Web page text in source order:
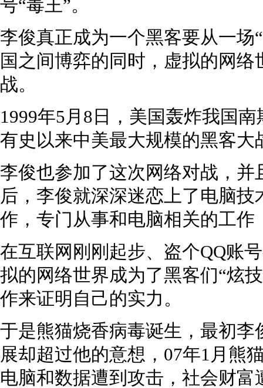
号“毒王”。
李俊真正成为一个黑客要从一场
国之间博弈的同时，虚拟的网
战。
1999年5月8日，美国轰炸我国
有史以来中美最大规模的黑客大
李俊也参加了这次网络对战，
后，李俊就深深迷恋上了电脑
作，专门从事和电脑相关的工
在互联网刚刚起步、盗个QQ账
拟的网络世界成为了黑客们“炫
作来证明自己的实力。
于是熊猫烧香病毒诞生，最初李
展却超过他的意想，07年1月熊
电脑和数据遭到攻击，社会财富